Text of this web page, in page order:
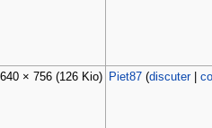
640 × 756 (126 Kio) Piet87 (discuter|